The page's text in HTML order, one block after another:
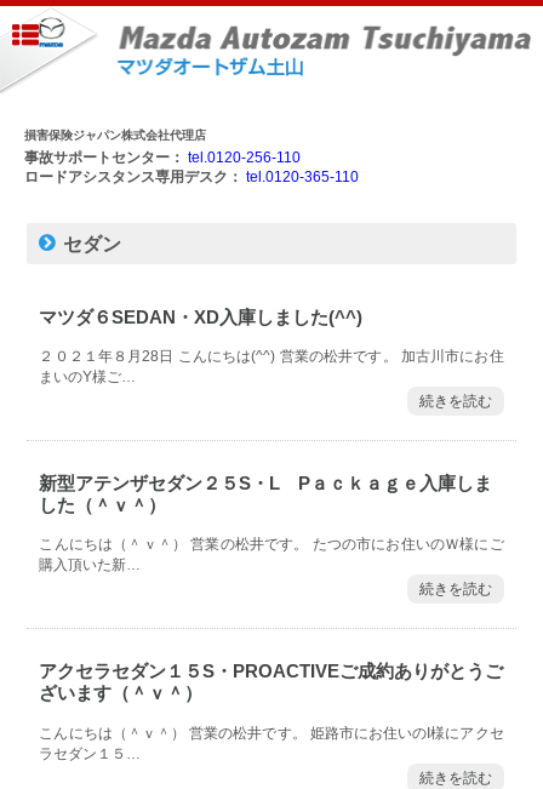
損害保険ジャパン株式会社代理店
事故サポートセンター： tel.0120-256-110
ロードアシスタンス専用デスク： tel.0120-365-110
セダン
マツダ６SEDAN・XD入庫しました(^^)
２０２１年８月28日 こんにちは(^^) 営業の松井です。 加古川市にお住
まいのY様ご…
続きを読む
新型アテンザセダン２５S・L Pａｃｋａｇｅ入庫しま
した（＾ｖ＾）
こんにちは（＾ｖ＾） 営業の松井です。 たつの市にお住いのＷ様にご
購入頂いた新…
続きを読む
アクセラセダン１５S・PROACTIVEご成約ありがとうご
ざいます（＾ｖ＾）
こんにちは（＾ｖ＾） 営業の松井です。 姫路市にお住いのI様にアクセ
ラセダン１５…
続きを読む